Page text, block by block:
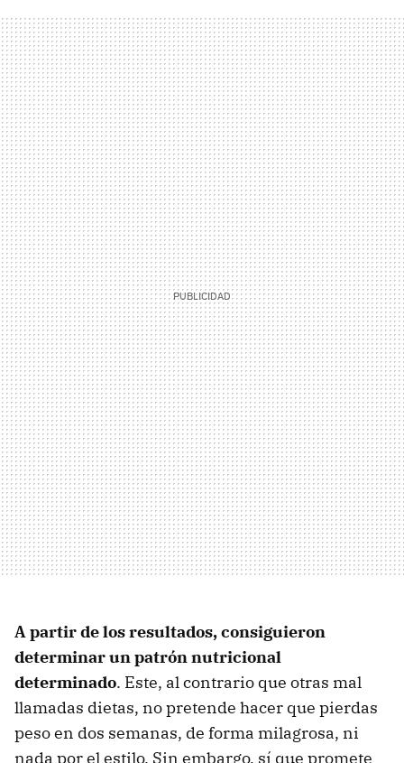
A partir de los resultados, consiguieron
determinar un patrón nutricional
determinado. Este, al contrario que otras mal
llamadas dietas, no pretende hacer que pierdas
peso en dos semanas, de forma milagrosa, ni
nada por el estilo. Sin embargo, sí que promete